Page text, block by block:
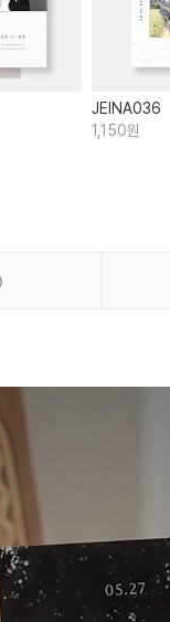
JEINA036
1,150원